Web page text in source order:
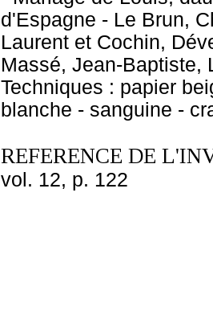
d'Espagne - Le Brun,
Laurent et Cochin,
Massé, Jean-Baptiste,
Techniques : papier
blanche - sanguine -
REFERENCE DE
vol. 12, p. 122